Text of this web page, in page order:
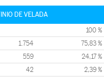
DE VELADA
100 %
1.754 75,83 %
559 24,17 %
42 2,39 %